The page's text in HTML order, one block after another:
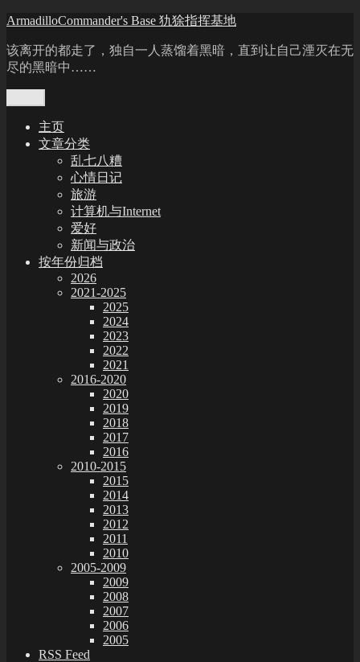
Skip
content
ArmadilloCommander's Base 犰狳指挥基地
该离开的都走了，独自一人蒸馏着黑暗，直到让自己湮灭在无
尽的黑暗中……
主页
文章分类
乱七八糟
心情日记
旅游
计算机与Internet
爱好
新闻与政治
按年份归档
2026
2021-2025
2025
2024
2023
2022
2021
2016-2020
2020
2019
2018
2017
2016
2010-2015
2015
2014
2013
2012
2011
2010
2005-2009
2009
2008
2007
2006
2005
RSS Feed